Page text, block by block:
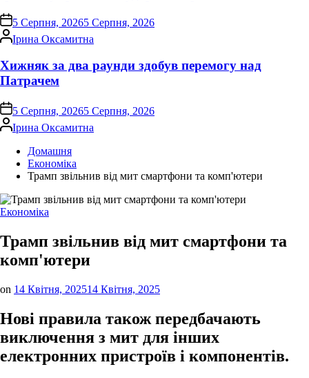
on 5 Серпня, 20265 Серпня, 2026
Опубліковано
Ірина Оксамитна
Хижняк за два раунди здобув перемогу над
Патрачем
on 5 Серпня, 20265 Серпня, 2026
Опубліковано
Ірина Оксамитна
Домашня
Економіка
Трамп звільнив від мит смартфони та комп'ютери
Опублікувати
Економіка
Трамп звільнив від мит смартфони та
комп'ютери
on 14 Квітня, 202514 Квітня, 2025
Нові правила також передбачають
виключення з мит для інших
електронних пристроїв і компонентів.